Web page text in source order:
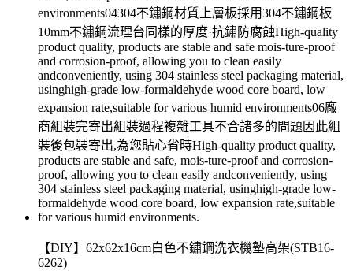
【DIY】62x62x16cm白色不鏽鋼洗衣機墊高架(STB16-
6262)